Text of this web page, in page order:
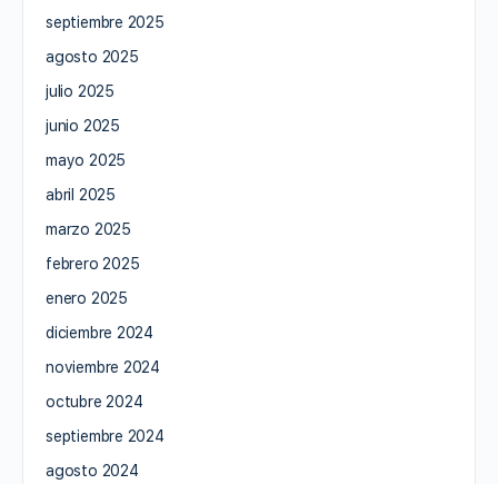
septiembre 2025
agosto 2025
julio 2025
junio 2025
mayo 2025
abril 2025
marzo 2025
febrero 2025
enero 2025
diciembre 2024
noviembre 2024
octubre 2024
septiembre 2024
agosto 2024